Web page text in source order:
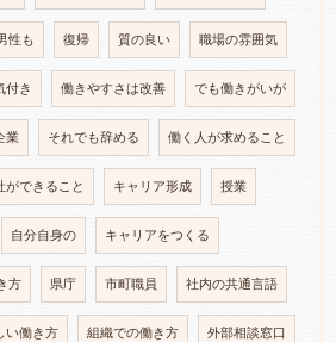
性も 復帰 質の良い 職場の雰囲気
付き 働きやすさは改善 でも働きがいが
業 それでも辞める 働く人が求めること
ができること キャリア形成 授業
自分自身の キャリアをつくる
方 県庁 市町職員 社内の共通言語
い働き方 組織での働き方 外部相談窓口